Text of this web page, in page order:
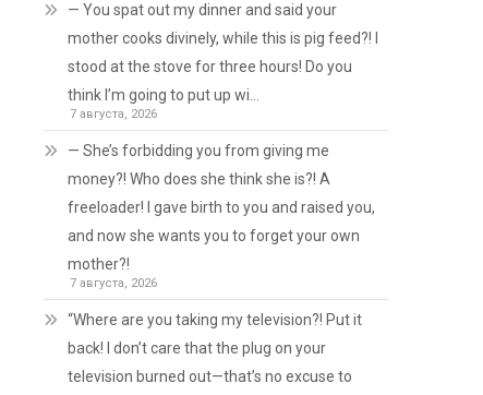
— You spat out my dinner and said your
mother cooks divinely, while this is pig feed?! I
stood at the stove for three hours! Do you
think I’m going to put up wi…
7 августа, 2026
— She’s forbidding you from giving me
money?! Who does she think she is?! A
freeloader! I gave birth to you and raised you,
and now she wants you to forget your own
mother?!
7 августа, 2026
“Where are you taking my television?! Put it
back! I don’t care that the plug on your
television burned out—that’s no excuse to